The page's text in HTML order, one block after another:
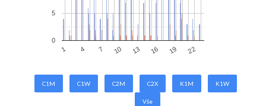
1 4 7 10 13 16 19 22
0
5
C1M C1W C2M C2X K1M K1W
Vše